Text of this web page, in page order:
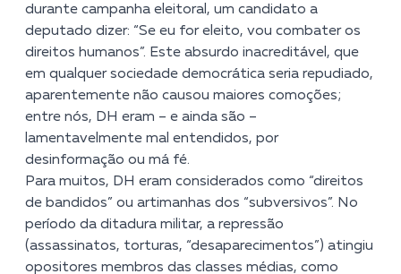
durante campanha eleitoral, um candidato a
deputado dizer: “Se eu for eleito, vou combater os
direitos humanos”. Este absurdo inacreditável, que
em qualquer sociedade democrática seria repudiado,
aparentemente não causou maiores comoções;
entre nós, DH eram – e ainda são –
lamentavelmente mal entendidos, por
desinformação ou má fé.
Para muitos, DH eram considerados como “direitos
de bandidos” ou artimanhas dos “subversivos”. No
período da ditadura militar, a repressão
(assassinatos, torturas, “desaparecimentos”) atingiu
opositores membros das classes médias, como